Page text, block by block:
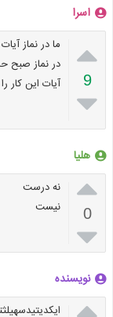
اسرا

9

ما در نماز
در نماز صبح
آیات این کار
هلیا

0

نه درست
نیست
نویسنده
